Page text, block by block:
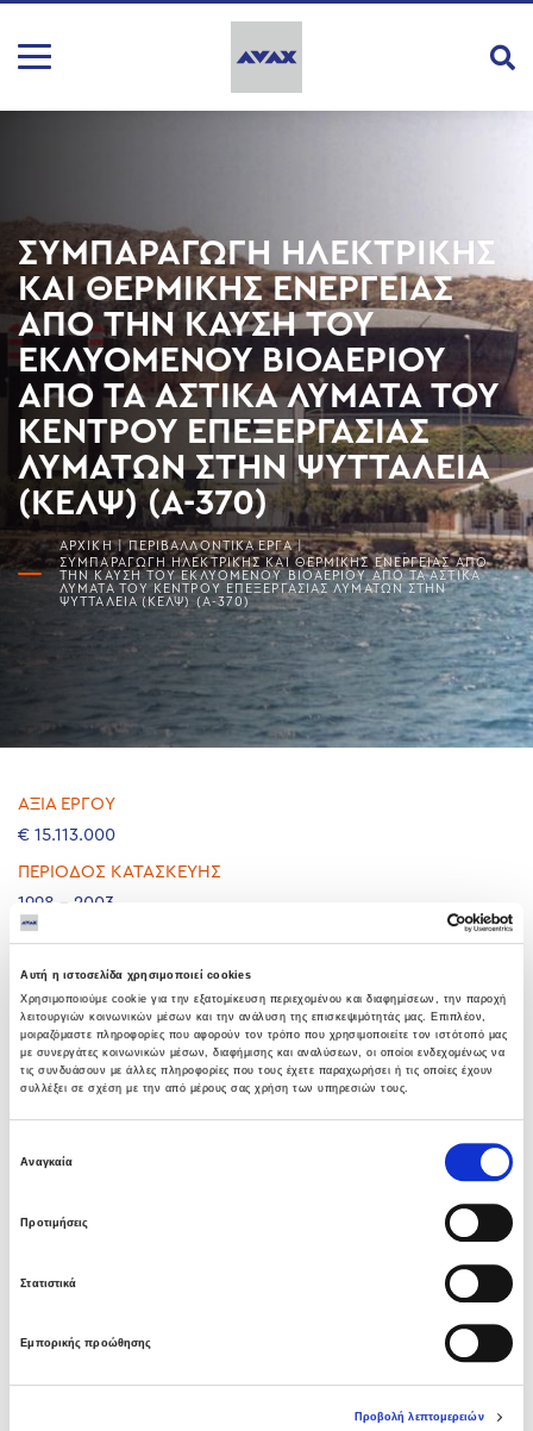
Αυτή η ιστοσελίδα χρησιμοποιεί cookies
Χρησιμοποιούμε cookie για την εξατομίκευση περιεχομένου και διαφημίσεων, την παροχή
λειτουργιών κοινωνικών μέσων και την ανάλυση της επισκεψιμότητάς μας. Επιπλέον,
μοιραζόμαστε πληροφορίες που αφορούν τον τρόπο που χρησιμοποιείτε τον ιστότοπό μας
με συνεργάτες κοινωνικών μέσων, διαφήμισης και αναλύσεων, οι οποίοι ενδεχομένως να
τις συνδυάσουν με άλλες πληροφορίες που τους έχετε παραχωρήσει ή τις οποίες έχουν
συλλέξει σε σχέση με την από μέρους σας χρήση των υπηρεσιών τους.
Αναγκαία
Προτιμήσεις
Στατιστικά
Εμπορικής προώθησης
Προβολή λεπτομερειών
ΣΥΜΠΑΡΑΓΩΓΗ ΗΛΕΚΤΡΙΚΗΣ
ΚΑΙ ΘΕΡΜΙΚΗΣ ΕΝΕΡΓΕΙΑΣ
ΑΠΟ ΤΗΝ ΚΑΥΣΗ ΤΟΥ
ΕΚΛΥΟΜΕΝΟΥ ΒΙΟΑΕΡΙΟΥ
ΑΠΟ ΤΑ ΑΣΤΙΚΑ ΛΥΜΑΤΑ ΤΟΥ
ΚΕΝΤΡΟΥ ΕΠΕΞΕΡΓΑΣΙΑΣ
ΛΥΜΑΤΩΝ ΣΤΗΝ ΨΥΤΤΑΛΕΙΑ
(ΚΕΛΨ) (Α-370)
ΑΡΧΙΚΗ | ΠΕΡΙΒΑΛΛΟΝΤΙΚΆ ΕΡΓΑ |
ΣΥΜΠΑΡΑΓΩΓΗ ΗΛΕΚΤΡΙΚΗΣ ΚΑΙ ΘΕΡΜΙΚΗΣ ΕΝΕΡΓΕΙΑΣ ΑΠΟ
ΤΗΝ ΚΑΥΣΗ ΤΟΥ ΕΚΛΥΟΜΕΝΟΥ ΒΙΟΑΕΡΙΟΥ ΑΠΟ ΤΑ ΑΣΤΙΚΑ
ΛΥΜΑΤΑ ΤΟΥ ΚΕΝΤΡΟΥ ΕΠΕΞΕΡΓΑΣΙΑΣ ΛΥΜΑΤΩΝ ΣΤΗΝ
ΨΥΤΤΑΛΕΙΑ (ΚΕΛΨ) (Α-370)
ΑΞΙΑ ΕΡΓΟΥ
€ 15.113.000
ΠΕΡΙΟΔΟΣ ΚΑΤΑΣΚΕΥΗΣ
1998 - 2003
Μελέτη/Κατασκευή των εγκαταστάσεων συμπαραγωγής
ηλεκτρικής και θερμικής ενέργειας ισχύος 7,125 MW από την
καύση του βιοαερίου, που παράγεται από τα αστικά λύματα
του ΚΕΛΨ, τρεις (3) αεριομηχανές βιοαερίου δυναμικότητας
1.000m3 /h, πλήρως αυτοματοποιημένο σύστημα ελέγχου με
σύστημα SCADA, σύστημα καθαρισμού βιοαερίου (5.000m3
/h), τρεις (3) συμπιεστές αερίου 110KW έκαστος με
δυναμικότητα 1.025Νμ3 /h & εργασίες δικτύων αγωγών και